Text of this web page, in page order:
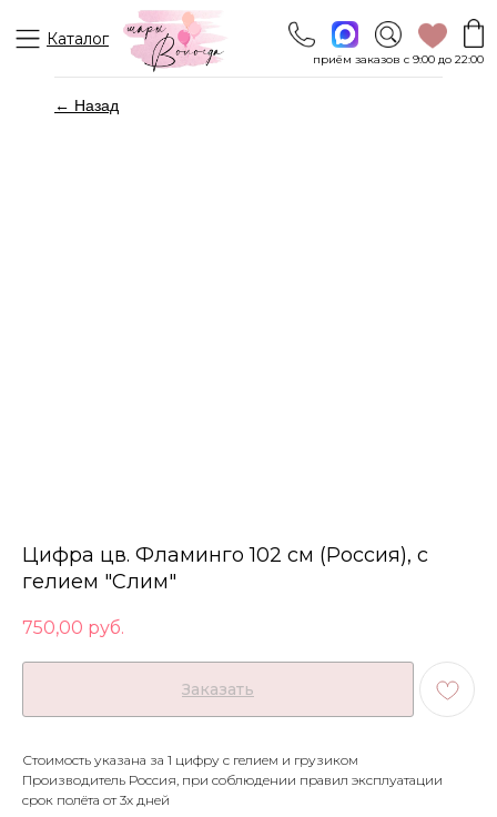
Каталог
приём заказов с 9:00 до 22:00
← Назад
Цифра цв. Фламинго 102 см (Россия), с
гелием "Слим"
750,00 руб.
Заказать
Стоимость указана за 1 цифру с гелием и грузиком
Производитель Россия, при соблюдении правил эксплуатации
срок полёта от 3х дней